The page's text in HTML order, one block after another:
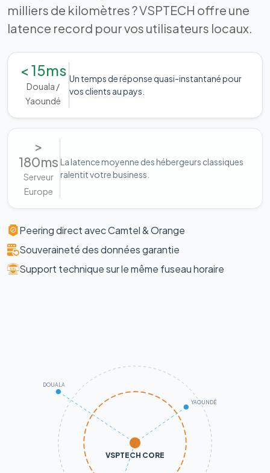
milliers de kilomètres ? VSPTECH offre une
latence record pour vos utilisateurs locaux.
< 15ms
Douala /
Yaoundé
Un temps de réponse quasi-instantané pour
vos clients au pays.
>
180ms
Serveur
Europe
La latence moyenne des hébergeurs classiques
ralentit votre business.
Peering direct avec Camtel & Orange
Souveraineté des données garantie
Support technique sur le même fuseau horaire
VSPTECH CORE
DOUALA
YAOUNDÉ